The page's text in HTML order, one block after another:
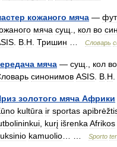
кожаного мяча —
мяча сущ кол во
В Н Тришин Словарь
мяча — сущ кол во
синонимов ASIS В Н
золотого мяча Африки
kultūra ir sportas
kurį išrenka Afrikos
kamuolio Sporto